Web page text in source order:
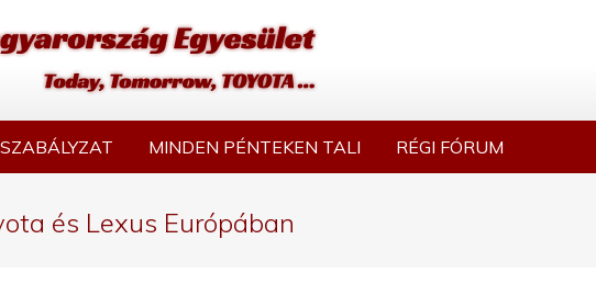
MINDEN PÉNTEKEN TALI RÉGI FÓRUM
és Lexus Európában